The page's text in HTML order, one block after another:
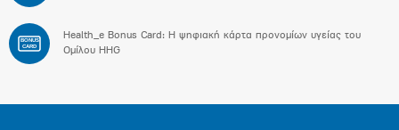
BONUS
CARD
Health_e Bonus Card: H ψηφιακή κάρτα προνομίων υγείας του
Ομίλου HHG